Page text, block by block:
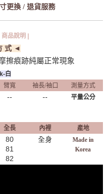
更換 / 退貨服務
品說明 |
式 ◄
擦痕跡純屬正常現象
白
臂寬 袖長/袖口
測量方式
-- -- 平量公分
全長 內裡 產地
80
81
82
全身
Made in
Korea